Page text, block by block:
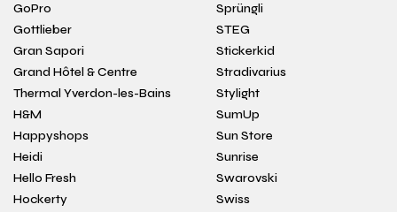
GoPro
Gottlieber
Gran Sapori
Grand Hôtel & Centre
Thermal Yverdon-les-Bains
H&M
Happyshops
Heidi
Hello Fresh
Hockerty
Sprüngli
STEG
Stickerkid
Stradivarius
Stylight
SumUp
Sun Store
Sunrise
Swarovski
Swiss